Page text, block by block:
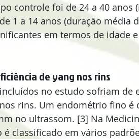
controle foi de 24 a 40 anos
1 a 14 anos (duração média
em termos de idade
de yang nos rins
no estudo sofriam de
rins. Um endométrio fino
no ultrassom. [3] Na
classificado em vários